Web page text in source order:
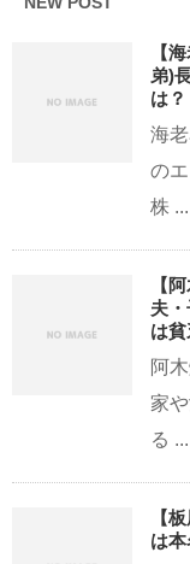
【
弟)
は？
海
の
株 ...
【
夫
は貧
阿
家
る ...
【
は